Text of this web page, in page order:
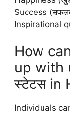
Success
Inspirational
How
up with
स्टेटस in
Individuals